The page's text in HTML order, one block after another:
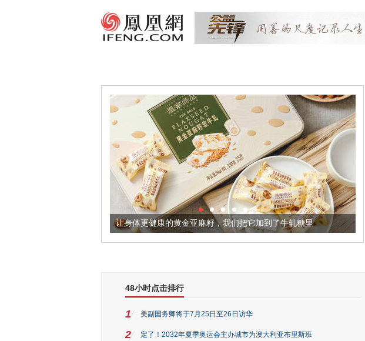
让身体更健康的黄金亚麻籽，我们把它加到了牛轧糖里
48小时点击排行
1 美副国务卿将于7月25日至26日访华
2 定了！2032年夏季奥运会主办城市为澳大利亚布里斯班